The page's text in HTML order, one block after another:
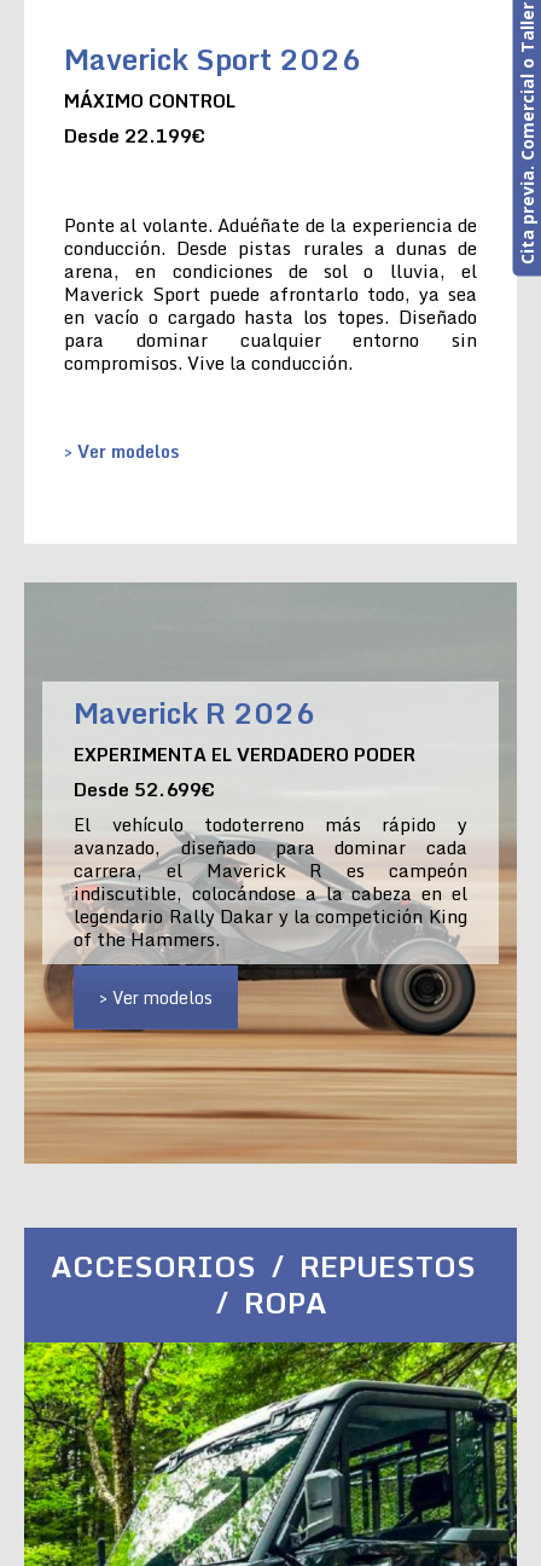
Maverick Sport 2026
MÁXIMO CONTROL
Desde 22.199€
Ponte al volante. Aduéñate de la experiencia de
conducción. Desde pistas rurales a dunas de
arena, en condiciones de sol o lluvia, el
Maverick Sport puede afrontarlo todo, ya sea
en vacío o cargado hasta los topes. Diseñado
para dominar cualquier entorno sin
compromisos. Vive la conducción.
> Ver modelos
Maverick R 2026
EXPERIMENTA EL VERDADERO PODER
Desde 52.699€
El vehículo todoterreno más rápido y
avanzado, diseñado para dominar cada
carrera, el Maverick R es campeón
indiscutible, colocándose a la cabeza en el
legendario Rally Dakar y la competición King
of the Hammers.
> Ver modelos
ACCESORIOS / REPUESTOS
/ ROPA
Cita previa. Comercial o Taller